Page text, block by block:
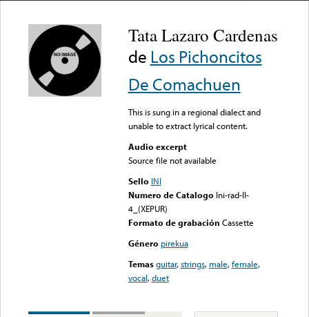
Tata Lazaro Cardenas
de Los Pichoncitos
De Comachuen
This is sung in a regional dialect and
unable to extract lyrical content.
Audio excerpt
Source file not available
Sello INI
Numero de Catalogo Ini-rad-II-
4_(XEPUR)
Formato de grabación Cassette
Género pirekua
Temas guitar,strings, male,female,
vocal,duet